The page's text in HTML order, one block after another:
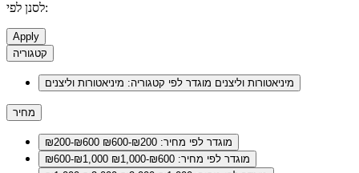
לסנן לפי:
Apply
קטגוריה
מיניאטורות וליצנים מוגדר לפי קטגוריה: מיניאטורות וליצנים
מחיר
₪200-₪600
מוגדר לפי מחיר: ₪200-₪600
₪600-₪1,000
מוגדר לפי מחיר: ₪600-₪1,000